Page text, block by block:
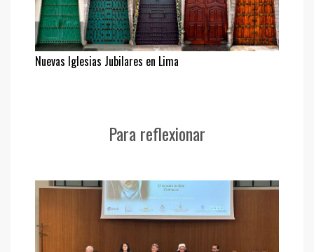
Nuevas Iglesias Jubilares en Lima
Para reflexionar